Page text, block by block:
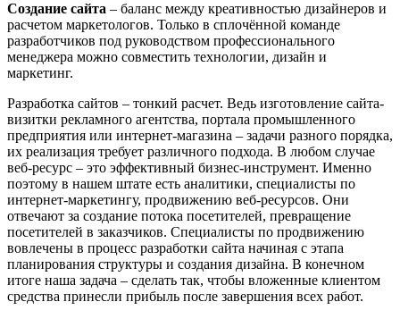
Создание сайта – баланс между креативностью дизайнеров и
расчетом маркетологов. Только в сплочённой команде
разработчиков под руководством профессионального
менеджера можно совместить технологии, дизайн и
маркетинг.
Разработка сайтов – тонкий расчет. Ведь изготовление сайта-
визитки рекламного агентства, портала промышленного
предприятия или интернет-магазина – задачи разного порядка,
их реализация требует различного подхода. В любом случае
веб-ресурс – это эффективный бизнес-инструмент. Именно
поэтому в нашем штате есть аналитики, специалисты по
интернет-маркетингу, продвижению веб-ресурсов. Они
отвечают за создание потока посетителей, превращение
посетителей в заказчиков. Специалисты по продвижению
вовлечены в процесс разработки сайта начиная с этапа
планирования структуры и создания дизайна. В конечном
итоге наша задача – сделать так, чтобы вложенные клиентом
средства принесли прибыль после завершения всех работ.